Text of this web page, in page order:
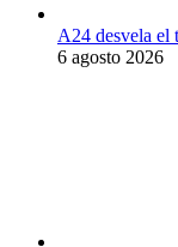
A24 desvela el
6 agosto 2026